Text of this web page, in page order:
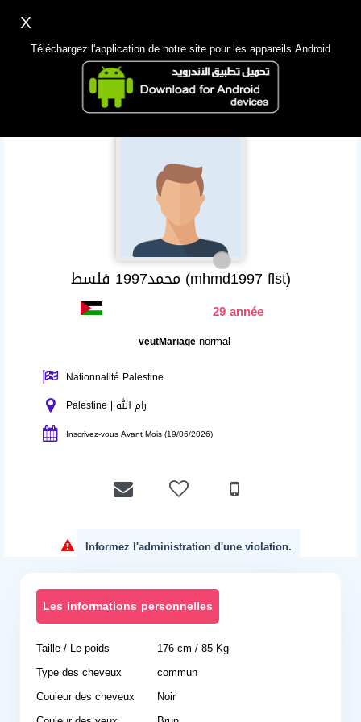
App Mobile
محمد1997 فلسط (mhmd1997 flst)
29 année
veutMariagenormal
Nationnalité Palestine
Palestine | رام الله
Inscrivez-vous Avant Mois (19/06/2026)
Informez l'administration d'une violation.
Les informations personnelles
Taille / Le poids
176 cm / 85 Kg
Type des cheveux
commun
Couleur des cheveux
Noir
X
Téléchargez l'application de notre site pour les appareils Android